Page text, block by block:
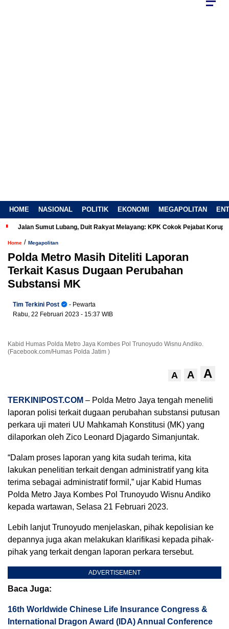
HOME NASIONAL POLITIK EKONOMI MEGAPOLITAN
Jalan Sumut Lubang, Duit Rakyat Melayang: KPK Cokok Pejabat Korup
Home / Megapolitan
Polda Metro Masih Diteliti Laporan
Terkait Kasus Dugaan Perubahan
Substansi MK
Tim Terkini Post
- Pewarta
Rabu, 22 Februari 2023 - 15:37 WIB
Kabid Humas Polda Metro Jaya Kombes Pol Trunoyudo Wisnu Andiko.
(Facebook.com/Humas Polda Jatim )
A A A
TERKINIPOST.COM – Polda Metro Jaya tengah meneliti
laporan polisi terkait dugaan perubahan substansi putusan
perkara uji materi UU Mahkamah Konstitusi (MK) yang
dilaporkan oleh Zico Leonard Djagardo Simanjuntak.
“Dalam proses laporan yang kita sudah terima, kita
lakukan penelitian terkait dengan administratif yang kita
terima sebagai administratif formil,” ujar Kabid Humas
Polda Metro Jaya Kombes Pol Trunoyudo Wisnu Andiko
kepada wartawan, Selasa 21 Februari 2023.
Lebih lanjut Trunoyudo menjelaskan, pihak kepolisian ke
depannya juga akan melakukan klarifikasi kepada pihak-
pihak yang terkait dengan laporan perkara tersebut.
ADVERTISEMENT
Baca Juga:
16th Worldwide Chinese Life Insurance Congress &
International Dragon Award (IDA) Annual Conference